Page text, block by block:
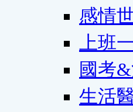
感情
上班
國考
生活